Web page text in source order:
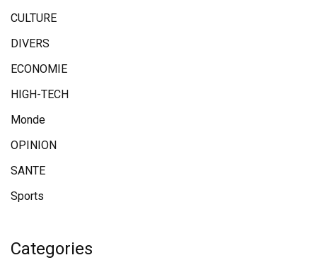
CULTURE
DIVERS
ECONOMIE
HIGH-TECH
Monde
OPINION
SANTE
Sports
Categories